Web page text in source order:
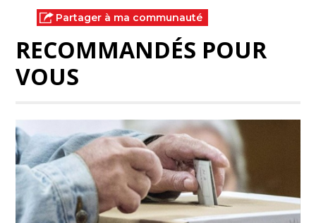
Partager à ma communauté
RECOMMANDÉS POUR
VOUS